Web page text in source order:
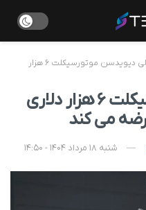
هارلی دیویدسن موتورسیکلت ۶ هزار
هارلی دیویدسن موتورسیکلت ۶ هزار دلاری
شنبه 18 مرداد 1404 - 14:50